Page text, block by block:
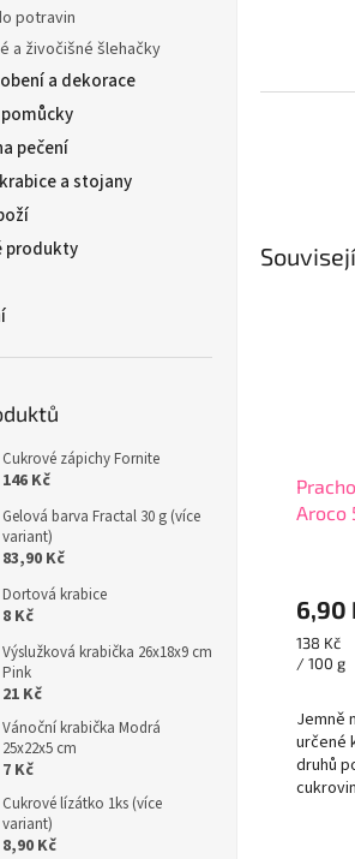
potravin
a živočišné šlehačky
a dekorace
pečení
a stojany
produkty
Cukrové zápichy Fornite
146 Kč
Gelová barva Fractal 30 g (více
variant)
83,90 Kč
Dortová krabice
8 Kč
Výslužková krabička 26x18x9 cm
Pink
21 Kč
Vánoční krabička Modrá
25x22x5 cm
7 Kč
Cukrové lízátko 1ks (více
variant)
8,90 Kč
Aroco
6,90
Měrná
cena:
138 Kč
/ 100 g
Jemně
určené
druhů